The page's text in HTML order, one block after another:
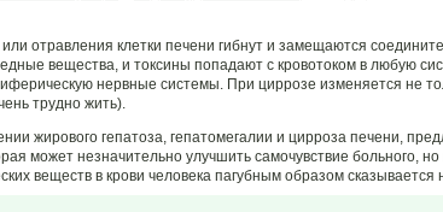
отравления клетки печени гибнут и замещаются
вещества, и токсины попадают с кровотоком в любую
нервные системы. При циррозе изменяется не
трудно жить).
жирового гепатоза, гепатомегалии и цирроза печени,
может незначительно улучшить самочувствие больного, но
веществ в крови человека пагубным образом